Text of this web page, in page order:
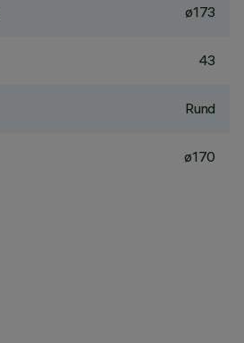
ø173
43
Rund
ø170